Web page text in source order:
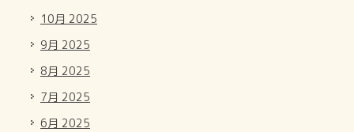
10月 2025
9月 2025
8月 2025
7月 2025
6月 2025